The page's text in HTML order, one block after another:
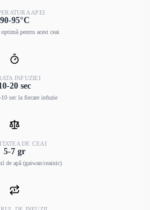
APEI
90-95°C
optimă pentru acest ceai
INFUZIEI
20 sec
sec la fiecare infuzie
DE CEAI
5-7 gr
de apă (gaiwan/ceainic)